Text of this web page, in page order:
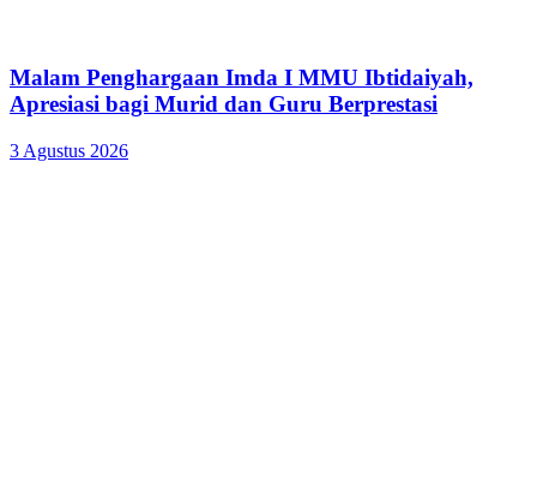
Malam Penghargaan Imda I MMU Ibtidaiyah,
Apresiasi bagi Murid dan Guru Berprestasi
3 Agustus 2026